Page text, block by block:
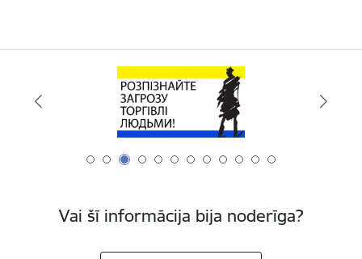
Vai šī informācija bija noderīga?